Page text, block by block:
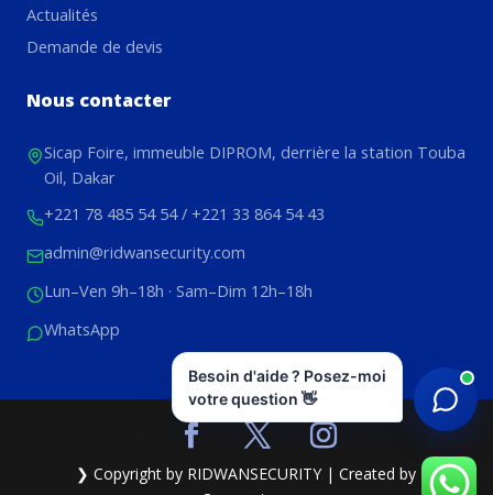
Actualités
Demande de devis
Nous contacter
Sicap Foire, immeuble DIPROM, derrière la station Touba
Oil, Dakar
+221 78 485 54 54/ +221 33 864 54 43
admin@ridwansecurity.com
Lun–Ven 9h–18h · Sam–Dim 12h–18h
WhatsApp
❯ Copyright by RIDWANSECURITY | Created by
Besoin d'aide ? Posez-moi
votre question 👋